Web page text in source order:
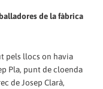
de la fàbrica
pels llocs on havia
Pla, punt de cloenda
de Josep Clarà,